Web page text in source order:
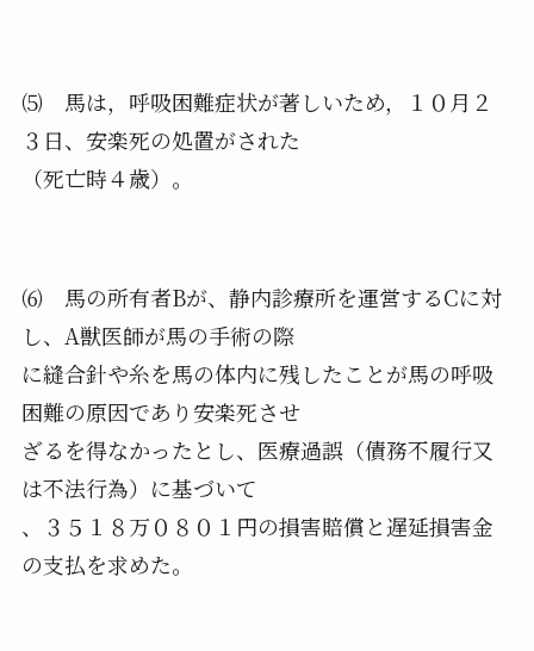
⑸ 馬は，呼吸困難症状が著しいため，１０月２
３日、安楽死の処置がされた
（死亡時４歳）。
⑹ 馬の所有者Bが、静内診療所を運営するCに対
し、A獣医師が馬の手術の際
に縫合針や糸を馬の体内に残したことが馬の呼吸
困難の原因であり安楽死させ
ざるを得なかったとし、医療過誤（債務不履行又
は不法行為）に基づいて
、３５１８万０８０１円の損害賠償と遅延損害金
の支払を求めた。